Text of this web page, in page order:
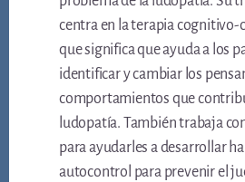
centra en la terapia cognitivo-
que significa que ayuda a los
identificar y cambiar los
comportamientos que
ludopatía. También trabaja
para ayudarles a desarrollar
autocontrol para prevenir el